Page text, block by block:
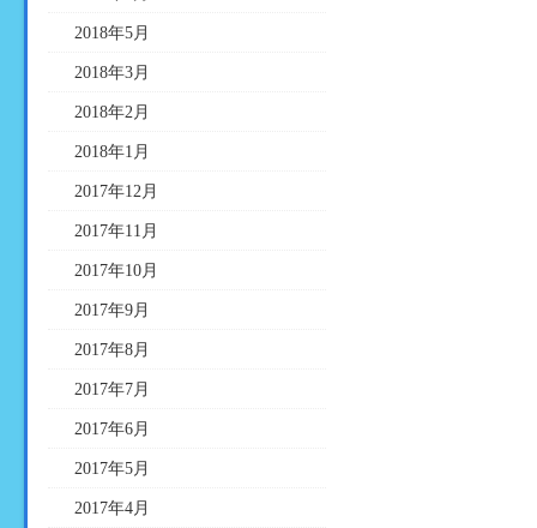
2018年5月
2018年3月
2018年2月
2018年1月
2017年12月
2017年11月
2017年10月
2017年9月
2017年8月
2017年7月
2017年6月
2017年5月
2017年4月